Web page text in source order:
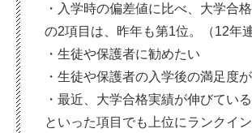
・入学時の偏差値に比べ、大学合
の2項目は、昨年も第1位。（12年連
・生徒や保護者に勧めたい
・生徒や保護者の入学後の満足度
・最近、大学合格実績が伸びている
といった項目でも上位にランクイ